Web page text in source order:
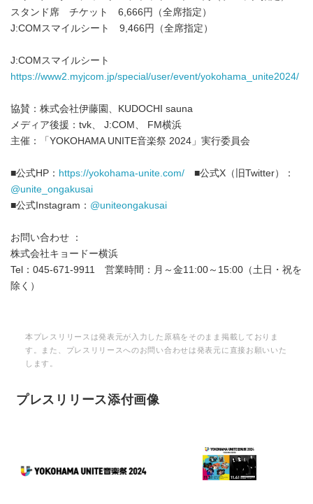
スタンド席 チケット 6,666円（全席指定）
J:COMスマイルシート 9,466円（全席指定）
J:COMスマイルシート
https://www2.myjcom.jp/special/user/event/yokohama_unite2024/
協賛：株式会社伊藤園、KUDOCHI sauna
メディア後援：tvk、 J:COM、 FM横浜
主催：「YOKOHAMA UNITE音楽祭 2024」実行委員会
■公式HP： https://yokohama-unite.com/ ■公式X（旧Twitter）：
@unite_ongakusai
■公式Instagram： @uniteongakusai
お問い合わせ ：
株式会社キョードー横浜
Tel：045-671-9911 営業時間：月～金11:00～15:00（土日・祝を
除く）
本プレスリリースは発表元が入力した原稿をそのまま掲載しておりま
す。また、プレスリリースへのお問い合わせは発表元に直接お願いいた
します。
プレスリリース添付画像